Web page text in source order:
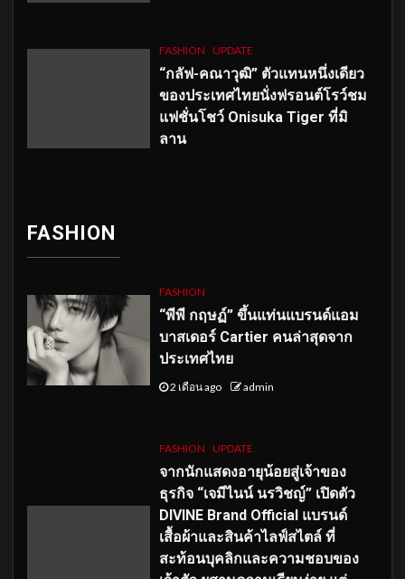
FASHION UPDATE
“กลัฟ-คณาวุฒิ” ตัวแทนหนึ่งเดียว
ของประเทศไทยนั่งฟรอนต์โรว์ชม
แฟชั่นโชว์ Onisuka Tiger ที่มิ
ลาน
FASHION
FASHION
“พีพี กฤษฏ์” ขึ้นแท่นแบรนด์แอม
บาสเดอร์ Cartier คนล่าสุดจาก
ประเทศไทย
2 เดือน ago admin
FASHION UPDATE
จากนักแสดงอายุน้อยสู่เจ้าของ
ธุรกิจ “เจมีไนน์ นรวิชญ์” เปิดตัว
DIVINE Brand Official แบรนด์
เสื้อผ้าและสินค้าไลฟ์สไตล์ ที่
สะท้อนบุคลิกและความชอบของ